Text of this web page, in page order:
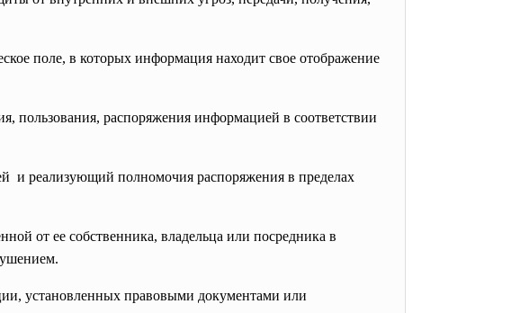
поле, в которых информация находит свое отображение
пользования, распоряжения информацией в соответствии
и реализующий полномочия распоряжения в пределах
от ее собственника, владельца или посредника в
установленных правовыми документами или